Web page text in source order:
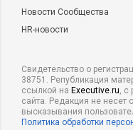
Новости Сообщества
HR-новости
Свидетельство о
38751. Републикация
ссылкой на Executive.ru, с
сайта. Редакция не несет
высказывания
Политика обработки